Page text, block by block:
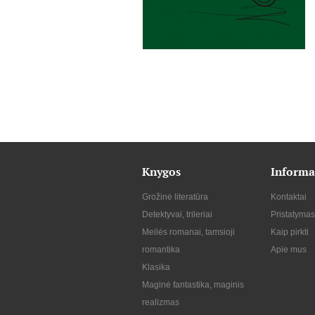
Knygos
Grožinė literatūra
Detektyvai, trileriai
Meilės romanai, tamsioji
romantika
Klasika
Maginė fantastika, maginis
realizmas
Kontaktai
Pristatymas
Kaip pirkti
Apie mus